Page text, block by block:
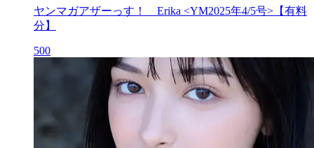
ヤンマガアザーっす！ Erika <YM2025年4/5号>【有料
分】
500